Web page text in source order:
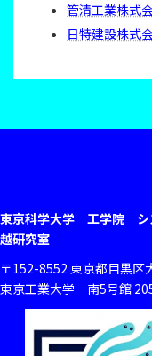
管清工業株式
日特建設株式
東京科学大学 工学院
越研究室
〒152-8552 東京都目黒区
東京工業大学 南5号館